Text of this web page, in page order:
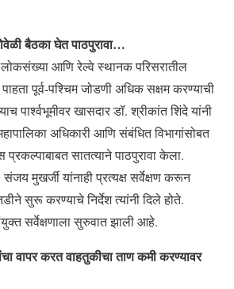
बैठका घेत पाठपुरावा…
लोकसंख्या आणि रेल्वे स्थानक परिसरातील
पाहता पूर्व-पश्चिम जोडणी अधिक सक्षम करण्याची
पार्श्वभूमीवर खासदार डॉ. श्रीकांत शिंदे यांनी
अधिकारी आणि संबंधित विभागांसोबत
सातत्याने पाठपुरावा केला.
मुखर्जी यांनाही प्रत्यक्ष सर्वेक्षण करून
सुरू करण्याचे निर्देश त्यांनी दिले होते.
सर्वेक्षणाला सुरुवात झाली आहे.
वापर करत वाहतुकीचा ताण कमी करण्यावर